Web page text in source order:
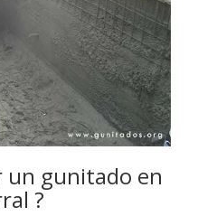
un gunitado en
?